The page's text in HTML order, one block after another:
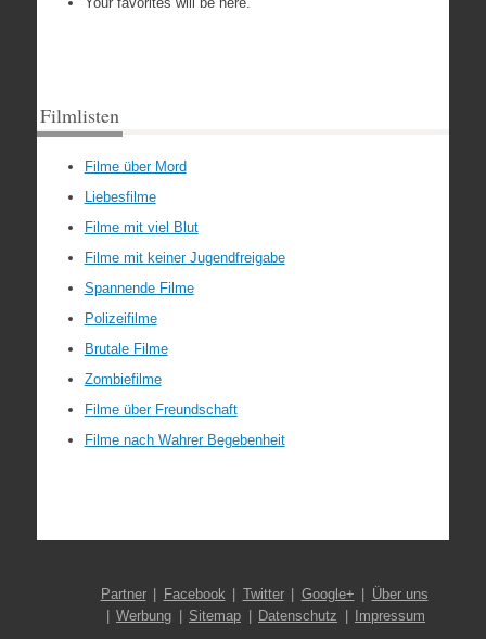
Filmlisten
Filme über Mord
Liebesfilme
Filme mit viel Blut
Filme mit keiner Jugendfreigabe
Spannende Filme
Polizeifilme
Brutale Filme
Zombiefilme
Filme über Freundschaft
Filme nach Wahrer Begebenheit
Partner Facebook Twitter Google+
Über uns
Werbung
Sitemap Datenschutz Impressum